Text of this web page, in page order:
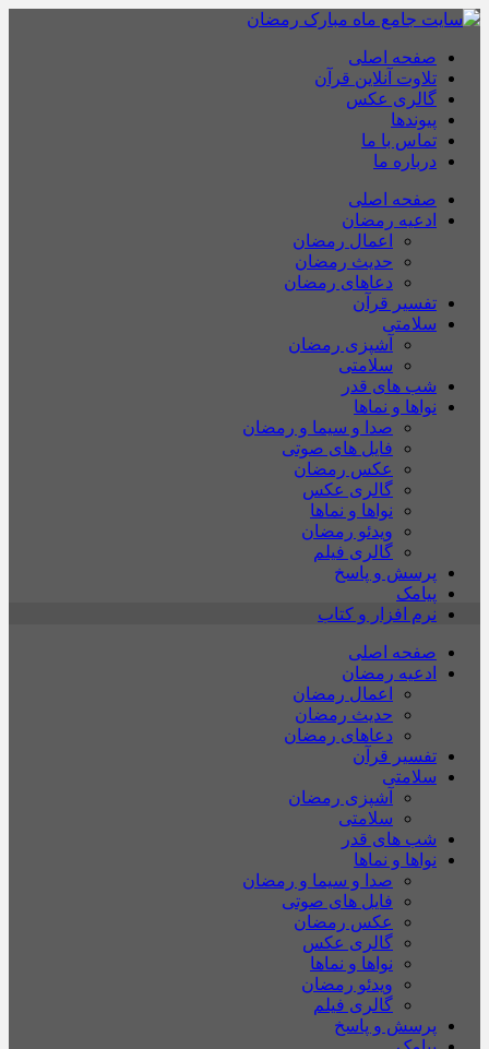
صفحه اصلی
تلاوت آنلاین قرآن
گالری عکس
پیوندها
تماس با ما
درباره ما
صفحه اصلی
ادعیه رمضان
اعمال رمضان
حدیث رمضان
دعاهای رمضان
تفسیر قرآن
سلامتی
آشپزی رمضان
سلامتی
شب های قدر
نواها و نماها
صدا و سیما و رمضان
فایل های صوتی
عکس رمضان
گالری عکس
نواها و نماها
ویدئو رمضان
گالری فیلم
پرسش و پاسخ
پیامک
نرم افزار و کتاب
صفحه اصلی
ادعیه رمضان
اعمال رمضان
حدیث رمضان
دعاهای رمضان
تفسیر قرآن
سلامتی
آشپزی رمضان
سلامتی
شب های قدر
نواها و نماها
صدا و سیما و رمضان
فایل های صوتی
عکس رمضان
گالری عکس
نواها و نماها
ویدئو رمضان
گالری فیلم
پرسش و پاسخ